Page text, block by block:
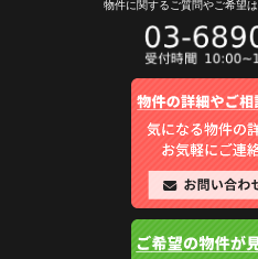
物件に関するご質問やご希望は